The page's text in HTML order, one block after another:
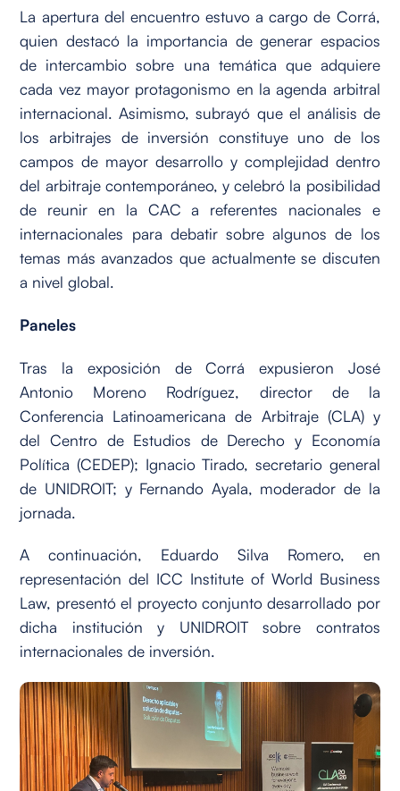
La apertura del encuentro estuvo a cargo de Corrá,
quien destacó la importancia de generar espacios
de intercambio sobre una temática que adquiere
cada vez mayor protagonismo en la agenda arbitral
internacional. Asimismo, subrayó que el análisis de
los arbitrajes de inversión constituye uno de los
campos de mayor desarrollo y complejidad dentro
del arbitraje contemporáneo, y celebró la posibilidad
de reunir en la CAC a referentes nacionales e
internacionales para debatir sobre algunos de los
temas más avanzados que actualmente se discuten
a nivel global.
Paneles
Tras la exposición de Corrá expusieron José
Antonio Moreno Rodríguez, director de la
Conferencia Latinoamericana de Arbitraje (CLA) y
del Centro de Estudios de Derecho y Economía
Política (CEDEP); Ignacio Tirado, secretario general
de UNIDROIT; y Fernando Ayala, moderador de la
jornada.
A continuación, Eduardo Silva Romero, en
representación del ICC Institute of World Business
Law, presentó el proyecto conjunto desarrollado por
dicha institución y UNIDROIT sobre contratos
internacionales de inversión.